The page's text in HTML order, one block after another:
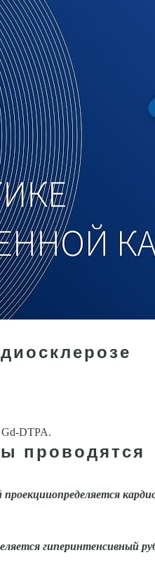
Gd-DTPA.
проводятся
гиперинтенсивный